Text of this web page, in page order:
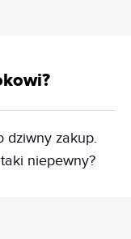
dziwny zakup.
niepewny?